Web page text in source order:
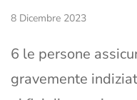
8 Dicembre 2023
6 le persone
gravemente